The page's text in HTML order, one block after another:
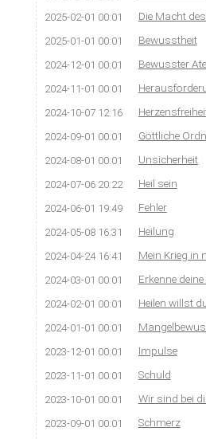
2025-02-01 00:01 Die Macht
2025-01-01 00:01 Bewusstheit
2024-12-01 00:01 Bewusster
2024-11-01 00:01
2024-10-07 12:16
2024-09-01 00:01 Göttliche
2024-08-01 00:01 Unsicherheit
2024-07-06 20:22 Heil sein
2024-06-01 19:49 Fehler
2024-05-08 16:31 Heilung
2024-04-24 16:41 Mein Krieg in
2024-03-01 00:01 Erkenne
2024-02-01 00:01 Heilen willst
2024-01-01 00:01
2023-12-01 00:01 Impulse
2023-11-01 00:01 Schuld
2023-10-01 00:01 Wir sind bei
2023-09-01 00:01 Schmerz